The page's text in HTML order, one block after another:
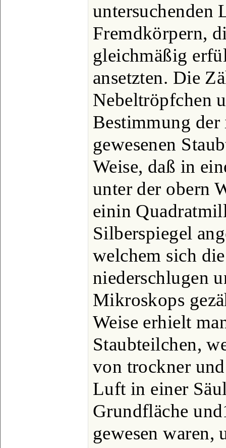
untersuchenden
Fremdkörpern,
gleichmäßig
ansetzten. Die
Nebeltröpfchen
Bestimmung
gewesenen
Weise, daß in
unter der obern
einin
Silberspiegel
welchem sich
niederschlugen
Mikroskops
Weise erhielt
Staubteilchen,
von trockner
Luft in einer
Grundfläche
gewesen waren,